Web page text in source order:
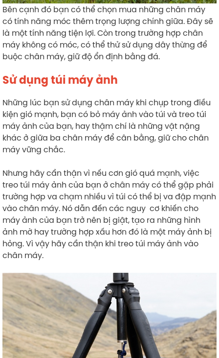
Bên cạnh đó bạn có thể chọn mua những chân máy
có tính năng móc thêm trọng lượng chính giữa. Đây sẽ
là một tính năng tiện lợi. Còn trong trường hợp chân
máy không có móc, có thể thử sử dụng dây thừng để
buộc chân máy, giữ độ ổn định bằng đá.
Sử dụng túi máy ảnh
Những lúc bạn sử dụng chân máy khi chụp trong điều
kiện gió mạnh, bạn có bỏ máy ảnh vào túi và treo túi
máy ảnh của bạn, hay thậm chí là những vật nặng
khác ở giữa ba chân máy để cân bằng, giữ cho chân
máy vững chắc.
Nhưng hãy cẩn thận vì nếu cơn gió quá mạnh, việc
treo túi máy ảnh của bạn ở chân máy có thể gặp phải
trường hợp va chạm nhiều vì túi có thể bị va đập mạnh
vào chân máy. Nó dẫn đến các nguy cơ khiến cho
máy ảnh của bạn trở nên bị giật, tạo ra những hình
ảnh mờ hay trường hợp xấu hơn đó là một máy ảnh bị
hỏng. Vì vậy hãy cẩn thận khi treo túi máy ảnh vào
chân máy.